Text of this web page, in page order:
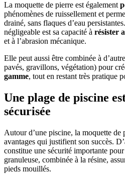
La moquette de pierre est également
phénomènes de ruissellement et
drainé, sans flaques d’eau
négligeable est sa capacité à résister
et à l’abrasion mécanique.
Elle peut aussi être combinée à
pavés, gravillons, végétation) pour
gamme, tout en restant très pratique
Une plage de piscine
sécurisée
Autour d’une piscine, la moquette
avantages qui justifient son succès.
constitue une sécurité importante
granuleuse, combinée à la résine,
pieds mouillés.